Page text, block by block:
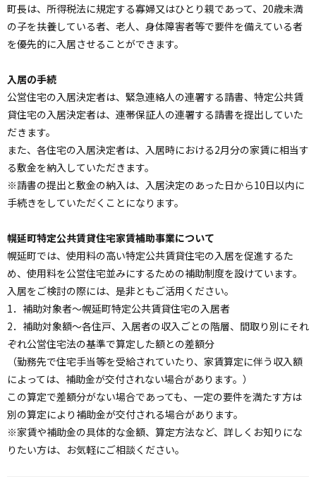
町長は、所得税法に規定する寡婦又はひとり親であって、20歳未満
の子を扶養している者、老人、身体障害者等で要件を備えている者
を優先的に入居させることができます。
入居の手続
公営住宅の入居決定者は、緊急連絡人の連署する請書、特定公共賃
貸住宅の入居決定者は、連帯保証人の連署する請書を提出していた
だきます。
また、各住宅の入居決定者は、入居時における2月分の家賃に相当す
る敷金を納入していただきます。
※請書の提出と敷金の納入は、入居決定のあった日から10日以内に
手続きをしていただくことになります。
幌延町特定公共賃貸住宅家賃補助事業について
幌延町では、使用料の高い特定公共賃貸住宅の入居を促進するた
め、使用料を公営住宅並みにするための補助制度を設けています。
入居をご検討の際には、是非ともご活用ください。
1．補助対象者〜幌延町特定公共賃貸住宅の入居者
2．補助対象額〜各住戸、入居者の収入ごとの階層、間取り別にそれ
ぞれ公営住宅法の基準で算定した額との差額分
（勤務先で住宅手当等を受給されていたり、家賃算定に伴う収入額
によっては、補助金が交付されない場合があります。）
この算定で差額分がない場合であっても、一定の要件を満たす方は
別の算定により補助金が交付される場合があります。
※家賃や補助金の具体的な金額、算定方法など、詳しくお知りにな
りたい方は、お気軽にご相談ください。